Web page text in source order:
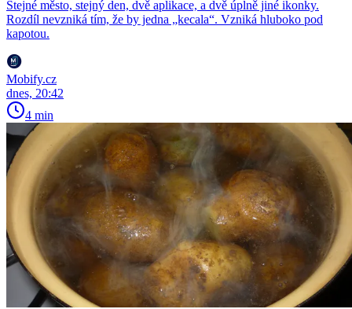
Stejné město, stejný den, dvě aplikace, a dvě úplně jiné ikonky.
Rozdíl nevzniká tím, že by jedna „kecala“. Vzniká hluboko pod
kapotou.
Mobify.cz
dnes, 20:42
4 min